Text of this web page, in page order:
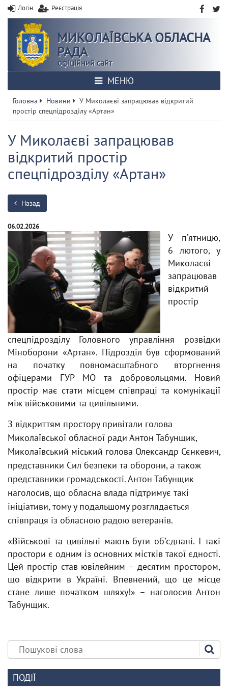
Логін Реєстрація
МИКОЛАЇВСЬКА ОБЛАСНА
РАДА
офіційний сайт
МЕНЮ
Головна Новини
У Миколаєві запрацював відкритий
простір спецпідрозділу «Артан»
У Миколаєві запрацював
відкритий простір
спецпідрозділу «Артан»
Назад
06.02.2026
У пʼятницю,
6 лютого, у
Миколаєві
запрацював
відкритий
простір
спецпідрозділу Головного управління розвідки
Міноборони «Артан». Підрозділ був сформований
на початку повномасштабного вторгнення
офіцерами ГУР МО та добровольцями. Новий
простір має стати місцем співпраці та комунікації
між військовими та цивільними.
З відкриттям простору привітали голова
Миколаївської обласної ради Антон Табунщик,
Миколаївський міський голова Олександр Сєнкевич,
представники Сил безпеки та оборони, а також
представники громадськості. Антон Табунщик
наголосив, що обласна влада підтримує такі
ініціативи, тому у подальшому розглядається
співпраця із обласною радою ветеранів.
«Військові та цивільні мають бути обʼєднані. І такі
простори є одним із основних містків такої єдності.
Цей простір став ювілейним – десятим простором,
що відкрити в Україні. Впевнений, що це місце
стане лише початком шляху!» – наголосив Антон
Табунщик.
ПОДІЇ